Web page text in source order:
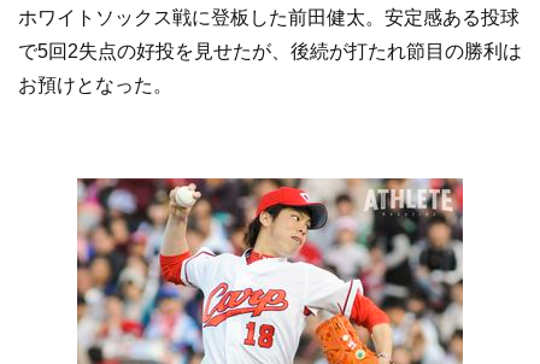
ホワイトソックス戦に登板した前田健太。安定感ある投球
で5回2失点の好投を見せたが、後続が打たれ節目の勝利は
お預けとなった。